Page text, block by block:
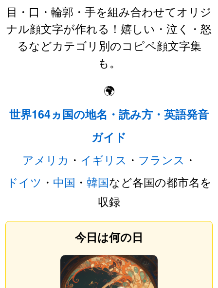
目・口・輪郭・手を組み合わせてオリジ
ナル顔文字が作れる！嬉しい・泣く・怒
るなどカテゴリ別のコピペ顔文字集
も。
🌍
世界164ヵ国の地名・読み方・英語発音
ガイド
アメリカ ・ イギリス ・ フランス ・
ドイツ ・ 中国 ・ 韓国など各国の都市名を
収録
今日は何の日